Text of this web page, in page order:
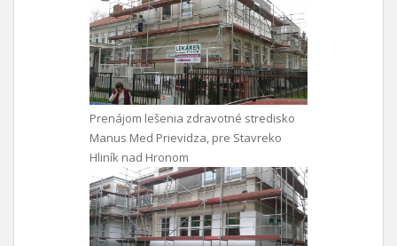
Prenájom lešenia zdravotné stredisko
Manus Med Prievidza, pre Stavreko
Hliník nad Hronom